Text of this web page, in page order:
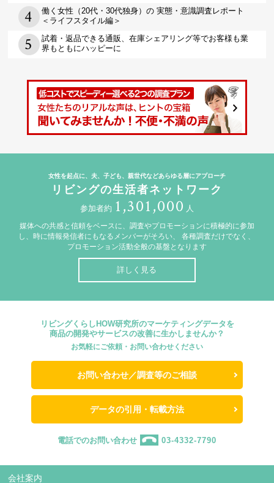
働く女性（20代・30代独身）の 実態・意識調査レポート
＜ライフスタイル編＞
試着・返品できる通販、在庫シェアリング等でお客様も業
界もともにハッピーに
女性を起点に、夫、子ども、親世代などあらゆる層にアプローチ
リビングの生活者ネットワーク
参加者約 1,301,000 人
媒体への共感と信頼をベースに、調査やプロモーションに積極的に参加
し、時に情報発信者にもなるメンバーがそろい、
各種調査だけでなく、
プロモーション活動全般の基盤となります
詳しく見る
リビングくらしHOW研究所のマーケティングデータを
商品の開発やサービスの改善に生かしませんか？
お気軽にご依頼・お問い合わせください
お問い合わせ／調査等のご相談
データの引用・転載方法
電話でのお問い合わせ 03-4332-7790
会社案内